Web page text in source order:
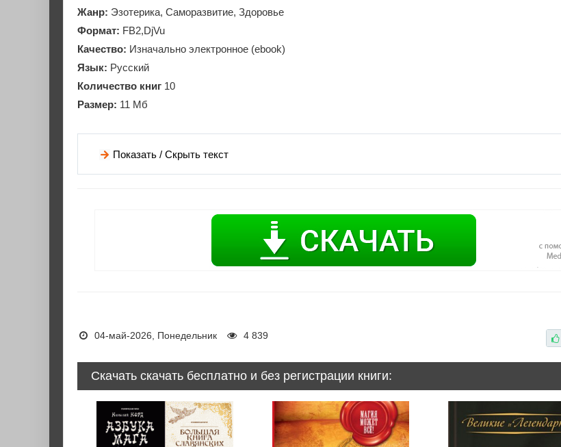
Жанр: Эзотерика, Саморазвитие, Здоровье
Формат: FB2,DjVu
Качество: Изначально электронное (ebook)
Язык: Русский
Количество книг 10
Размер: 11 Мб
Показать / Скрыть текст
04-май-2026, Понедельник 4 839
Скачать скачать бесплатно и без регистрации книги: